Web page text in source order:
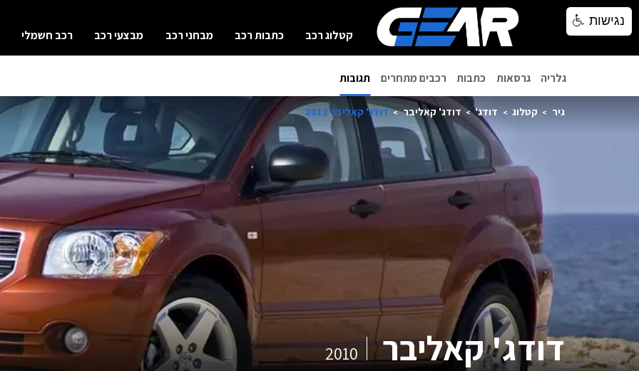
קטלוג רכב כתבות רכב מבחני רכב מבצעי רכב רכב חשמלי
גלריה גרסאות כתבות רכבים מתחרים תגובות
גיר קטלוג דודג' דודג' קאליבר דודג' קאליבר 2012
דודג' קאליבר 2010
נגישות
נגישות